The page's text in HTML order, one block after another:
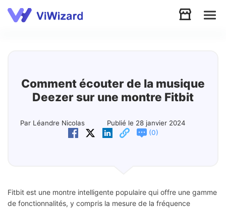
Comment écouter de la musique
Deezer sur une montre Fitbit
Par Léandre Nicolas
Publié le 28 janvier 2024
(0)
Fitbit est une montre intelligente populaire qui offre une gamme
de fonctionnalités, y compris la mesure de la fréquence